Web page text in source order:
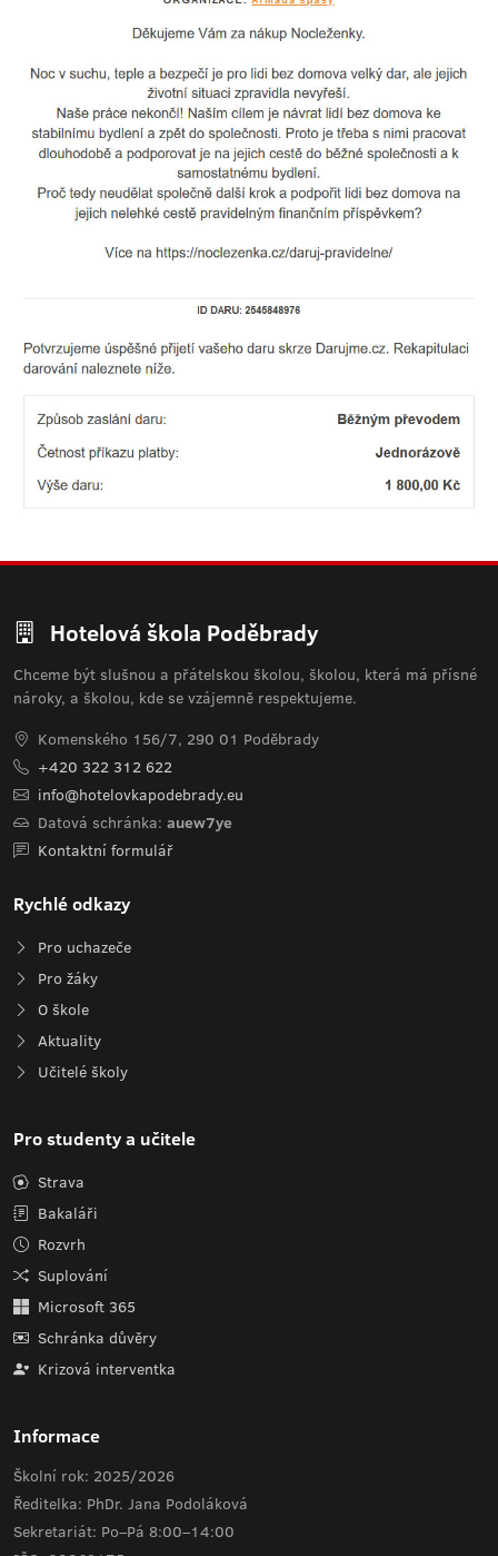
Hotelová škola Poděbrady
Chceme být slušnou a přátelskou školou, školou, která má přísné
nároky, a školou, kde se vzájemně respektujeme.
Komenského 156/7, 290 01 Poděbrady
+420 322 312 622
info@hotelovkapodebrady.eu
Datová schránka: auew7ye
Kontaktní formulář
Rychlé odkazy
Pro uchazeče
Pro žáky
O škole
Aktuality
Učitelé školy
Pro studenty a učitele
Strava
Bakaláři
Rozvrh
Suplování
Microsoft 365
Schránka důvěry
Krizová interventka
Informace
Školní rok: 2025/2026
Ředitelka: PhDr. Jana Podoláková
Sekretariát: Po–Pá 8:00–14:00